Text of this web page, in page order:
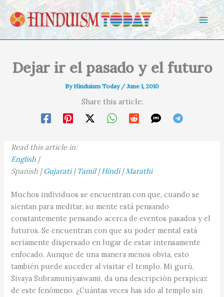
Skip to content
Dejar ir el pasado y el futuro
ByHinduism Today /June 1, 2010
Share this article:
Read this article in:
English |
Spanish |Gujarati| Tamil|Hindi|Marathi
Muchos individuos se encuentran con que, cuando se
sientan para meditar, su mente está pensando
constantemente pensando acerca de eventos pasados y el
futuros. Se encuentran con que su poder mental está
seriamente dispersado en lugar de estar intensamente
enfocado. Aunque de una manera menos obvia, esto
también puede suceder al visitar el templo. Mi gurú,
Sivaya Subramuniyaswami, da una descripción perspicaz
de este fenómeno. ¿Cuántas veces has ido al templo sin